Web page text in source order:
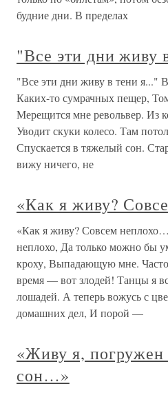
будние дни. В пределах
"Все эти дни живу
"Все эти дни живу в тени я..."
Каких-то сумрачных пещер,
Мерещится мне револьвер. Из
Уводит скуки колесо. Там
Спускается в тяжелый сон.
вижу ничего, не
«Как я живу?
«Как я живу? Совсем
неплохо, Да только можно бы
кроху, Выпадающую мне.
время — вот злодей! Танцы я
лошадей. А теперь вожусь с
домашних дел, И порой —
«Живу я, погружен
сон…»